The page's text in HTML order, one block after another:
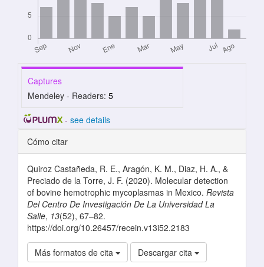
Captures
Mendeley - Readers: 5
- see details
Detalles del artículo
Cómo citar
Quiroz Castañeda, R. E., Aragón, K. M., Diaz, H. A., &
Preciado de la Torre, J. F. (2020). Molecular detection
of bovine hemotrophic mycoplasmas in Mexico. Revista
Del Centro De Investigación De La Universidad La
Salle, 13(52), 67–82.
https://doi.org/10.26457/recein.v13i52.2183
Más formatos de cita Descargar cita